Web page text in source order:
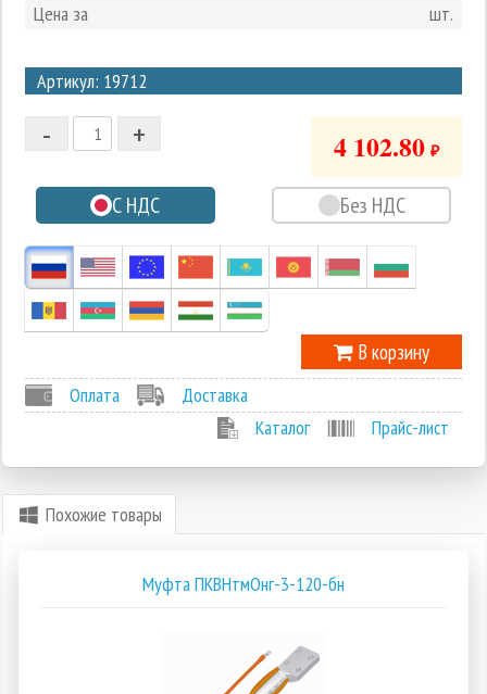
Цена за шт.
Артикул: 19712
2
1
-1
+
- 4 102.80 ₽
С НДС Без НДС
В корзину
Оплата
Доставка
Каталог
Прайс-лист
Похожие товары
Муфта ПКВНтмОнг-3-120-бн